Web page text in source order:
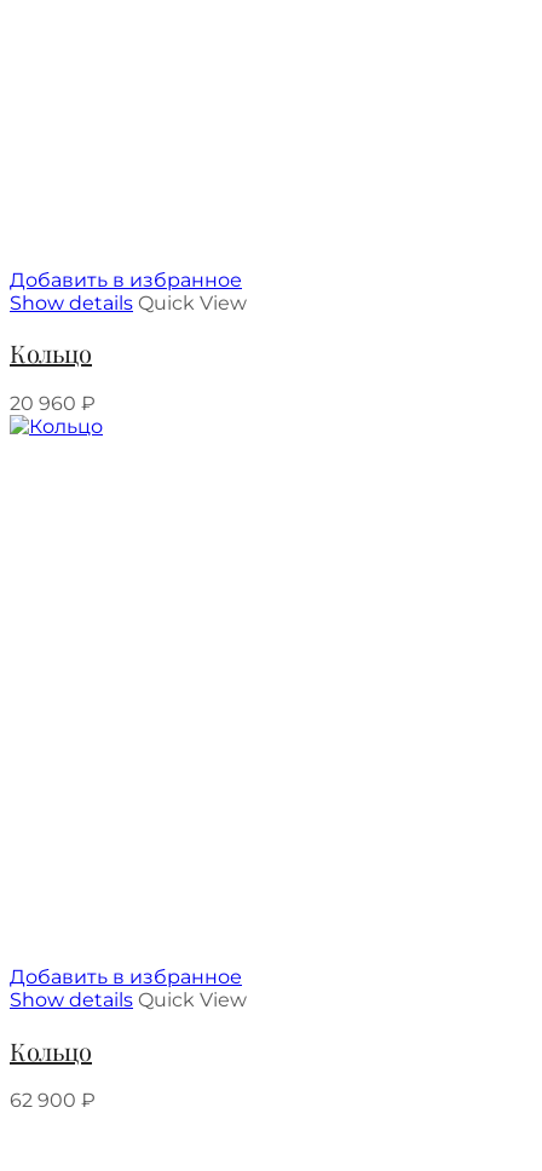
Добавить в избранное
Show details Quick View
Кольцо
20 960 ₽
Добавить в избранное
Show details Quick View
Кольцо
62 900 ₽